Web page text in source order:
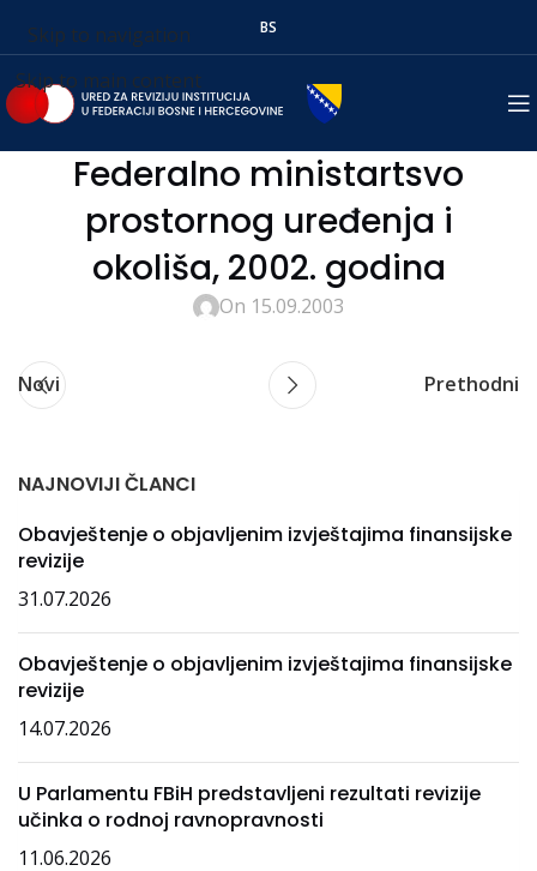
Skip to navigation
Skip to main content
BS
Federalno ministartsvo
prostornog uređenja i
okoliša, 2002. godina
On 15.09.2003
Novi Prethodni
NAJNOVIJI ČLANCI
Obavještenje o objavljenim izvještajima finansijske
revizije
31.07.2026
Obavještenje o objavljenim izvještajima finansijske
revizije
14.07.2026
U Parlamentu FBiH predstavljeni rezultati revizije
učinka o rodnoj ravnopravnosti
11.06.2026